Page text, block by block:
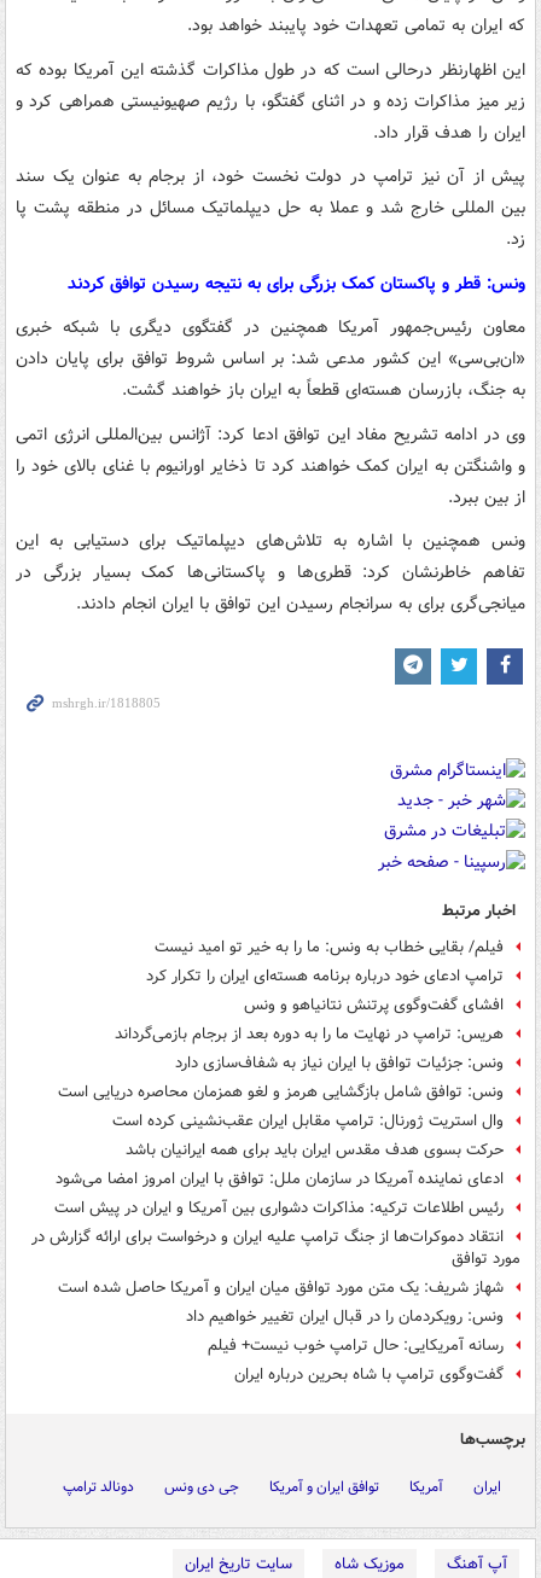
که ایران به تمامی تعهدات خود پایبند خواهد بود.
این اظهارنظر درحالی است که در طول مذاکرات گذشته این آمریکا بوده که
زیر میز مذاکرات زده و در اثنای گفتگو، با رژیم صهیونیستی همراهی کرد و
ایران را هدف قرار داد.
پیش از آن نیز ترامپ در دولت نخست خود، از برجام به عنوان یک سند
بین المللی خارج شد و عملا به حل دیپلماتیک مسائل در منطقه پشت پا
زد.
ونس: قطر و پاکستان کمک بزرگی برای به نتیجه رسیدن توافق کردند
معاون رئیس‌جمهور آمریکا همچنین در گفتگوی دیگری با شبکه خبری
«ان‌بی‌سی» این کشور مدعی شد: بر اساس شروط توافق برای پایان دادن
به جنگ، بازرسان هسته‌ای قطعاً به ایران باز خواهند گشت.
وی در ادامه تشریح مفاد این توافق ادعا کرد: آژانس بین‌المللی انرژی اتمی
و واشنگتن به ایران کمک خواهند کرد تا ذخایر اورانیوم با غنای بالای خود را
از بین ببرد.
ونس همچنین با اشاره به تلاش‌های دیپلماتیک برای دستیابی به این
تفاهم خاطرنشان کرد: قطری‌ها و پاکستانی‌ها کمک بسیار بزرگی در
میانجی‌گری برای به سرانجام رسیدن این توافق با ایران انجام دادند.
اخبار مرتبط
فیلم/ بقایی خطاب به ونس: ما را به خیر تو امید نیست
ترامپ ادعای خود درباره برنامه هسته‌ای ایران را تکرار کرد
افشای گفت‌وگوی پرتنش نتانیاهو و ونس
هریس: ترامپ در نهایت ما را به دوره بعد از برجام بازمی‌گرداند
ونس: جزئیات توافق با ایران نیاز به شفاف‌سازی دارد
ونس: توافق شامل بازگشایی هرمز و لغو همزمان محاصره دریایی است
وال استریت ژورنال: ترامپ مقابل ایران عقب‌نشینی کرده است
حرکت بسوی هدف مقدس ایران باید برای همه ایرانیان باشد
ادعای نماینده آمریکا در سازمان ملل: توافق با ایران امروز امضا می‌شود
رئیس اطلاعات ترکیه: مذاکرات دشواری بین آمریکا و ایران در پیش است
انتقاد دموکرات‌ها از جنگ ترامپ علیه ایران و درخواست برای ارائه گزارش در
مورد توافق
شهاز شریف: یک متن مورد توافق میان ایران و آمریکا حاصل شده است
ونس: رویکردمان را در قبال ایران تغییر خواهیم داد
رسانه آمریکایی: حال ترامپ خوب نیست+ فیلم
گفت‌وگوی ترامپ با شاه بحرین درباره ایران
برچسب‌ها
ایران آمریکا توافق ایران و آمریکا جی دی ونس دونالد ترامپ
آپ آهنگ موزیک شاه
سایت تاریخ ایران